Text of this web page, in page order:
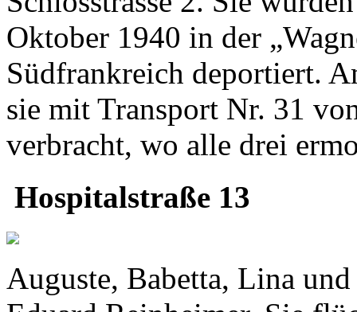
Oktober 1940 in der
Südfrankreich deportiert.
sie mit Transport Nr. 31
verbracht, wo alle drei
Hospitalstraße 13
Auguste, Babetta, Lina